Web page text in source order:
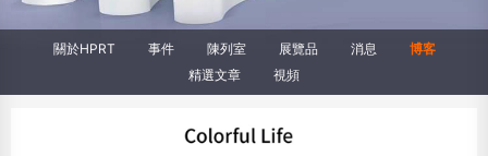
關於HPRT 事件 陳列室 展覽品 消息
博客
精選文章
視頻